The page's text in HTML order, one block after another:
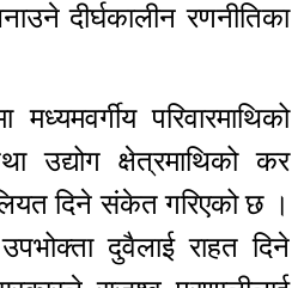
दीर्घकालीन रणनीतिका
परिवारमाथिको
उद्योग क्षेत्रमाथिको कर
दिने संकेत गरिएको छ ।
दुवैलाई राहत दिने